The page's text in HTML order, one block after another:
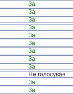
За
За
За
За
За
За
За
За
За
Не голосував
За
За